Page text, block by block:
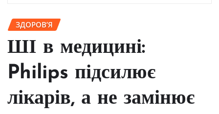
ЗДОРОВ’Я
ШІ в медицині:
Philips підсилює
лікарів, а не замінює